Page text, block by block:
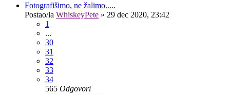
Fotografišimo, ne žalimo.....
Postao/la WhiskeyPete » 29 dec 2020, 23:42
1
...
30
31
32
33
34
565 Odgovori